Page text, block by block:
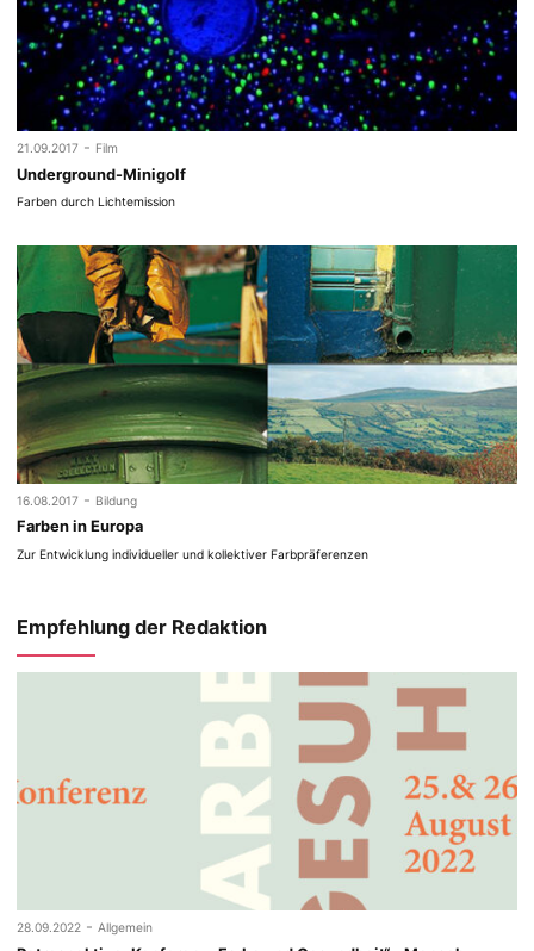
21.09.2017 - Film
Underground-Minigolf
Farben durch Lichtemission
16.08.2017 - Bildung
Farben in Europa
Zur Entwicklung individueller und kollektiver Farbpräferenzen
Empfehlung der Redaktion
28.09.2022 - Allgemein